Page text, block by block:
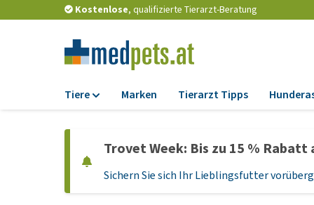
Kostenlose, qualifizierte Tierarzt-Beratung
Tiere
Trockenfutter
Nassfutter
Marken Tierarzt Tipps
Trovet Week: Bis zu 15 %
Sichern Sie sich Ihr Lieblingsfutter